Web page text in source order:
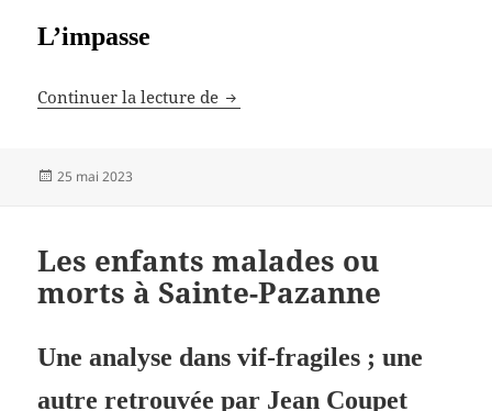
L’impasse
Continuer la lecture de Nucléaire et électrification
Publié
25 mai 2023
Les enfants malades ou
morts à Sainte-Pazanne
Une analyse dans vif-fragiles ; une
autre retrouvée par Jean Coupet